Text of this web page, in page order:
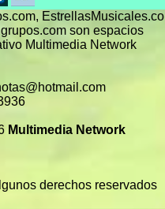
son espacios
Multimedia Network
Multimedia Network
derechos reservados